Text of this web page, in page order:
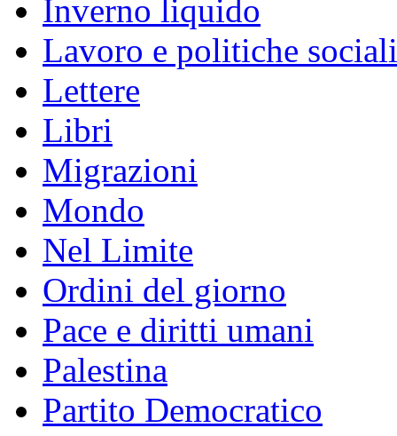
Inverno liquido
Lavoro e politiche sociali
Lettere
Libri
Migrazioni
Mondo
Nel Limite
Ordini del giorno
Pace e diritti umani
Palestina
Partito Democratico